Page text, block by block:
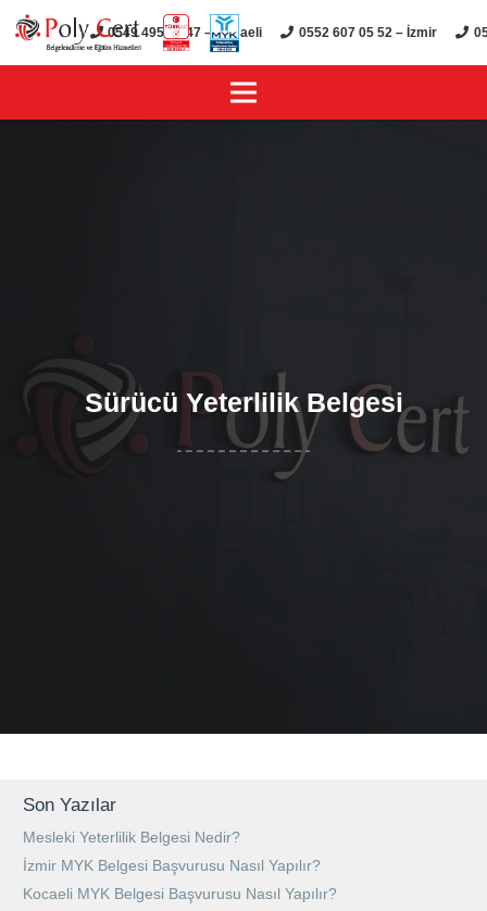
0549 495 01 47 – Kocaeli 0552 607 05 52 – İzmir
Sürücü Yeterlilik Belgesi
Son Yazılar
Mesleki Yeterlilik Belgesi Nedir?
İzmir MYK Belgesi Başvurusu Nasıl Yapılır?
Kocaeli MYK Belgesi Başvurusu Nasıl Yapılır?